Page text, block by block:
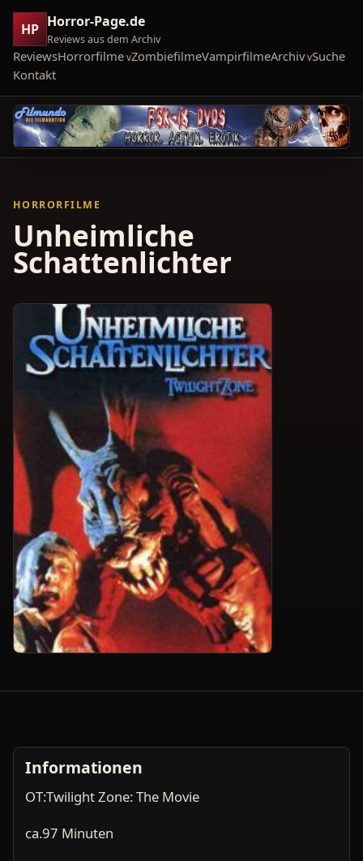
HP Horror-Page.de
Reviews aus dem Archiv
ReviewsHorrorfilme ZombiefilmeVampirfilmeArchiv Suche
Kontakt
HORRORFILME
Unheimliche
Schattenlichter
Informationen
OT:Twilight Zone: The Movie
ca.97 Minuten